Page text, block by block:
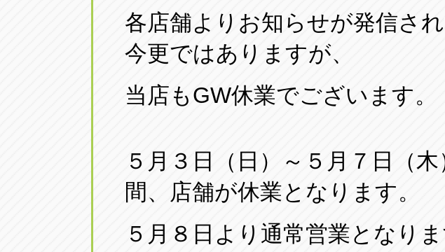
各店舗よりお知らせが発信さ
今更ではありますが、
当店もGW休業でございます。
５月３日（日）～５月７日（
間、店舗が休業となります。
５月８日より通常営業となりま